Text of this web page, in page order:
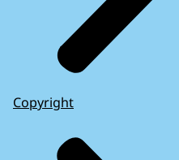
Copyright